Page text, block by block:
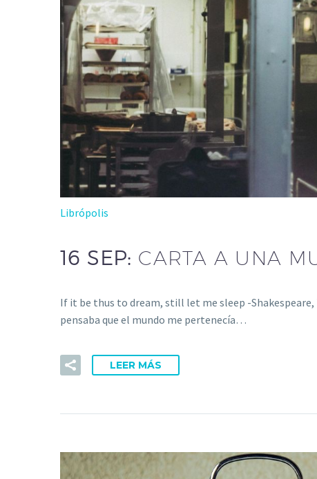
Librópolis
16 SEP: CARTA A UNA
If it be thus to dream, still let me sleep -
pensaba que el mundo me pertenecía…
LEER MÁS